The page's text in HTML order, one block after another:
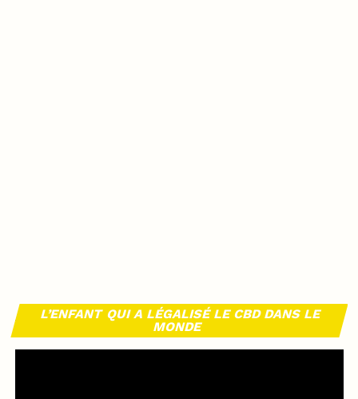
L’ENFANT QUI A LÉGALISÉ LE CBD DANS LE
MONDE